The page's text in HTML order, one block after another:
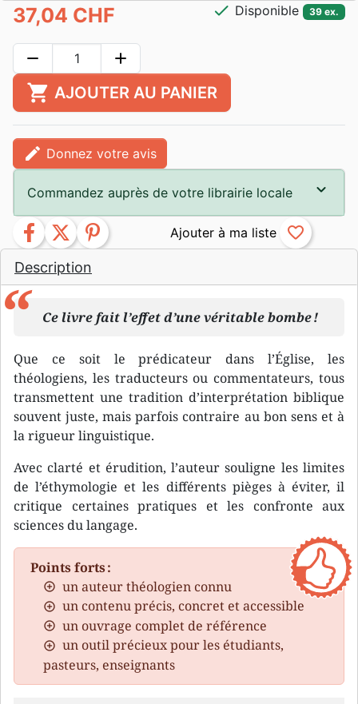
Description
Ce livre fait l’effet d’une véritable bombe !
Que ce soit le prédicateur dans l’Église, les
théologiens, les traducteurs ou commentateurs, tous
transmettent une tradition d’interprétation biblique
souvent juste, mais parfois contraire au bon sens et à
la rigueur linguistique.
Avec clarté et érudition, l’auteur souligne les limites
de l’éthymologie et les différents pièges à éviter, il
critique certaines pratiques et les confronte aux
sciences du langage.
Points forts :
un auteur théologien connu
un contenu précis, concret et accessible
un ouvrage complet de référence
un outil précieux pour les étudiants,
pasteurs, enseignants
37,04 CHF check Disponible 39 ex.
remove add
shopping_cart AJOUTER AU PANIER
edit Donnez votre avis
Commandez auprès de votre librairie locale
facebook twitter pinterest favorite_border